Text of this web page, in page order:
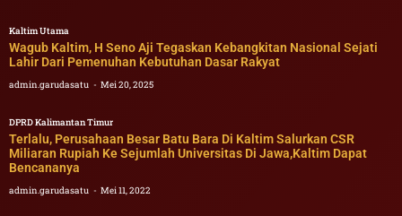
Kaltim Utama
Wagub Kaltim, H Seno Aji Tegaskan Kebangkitan Nasional Sejati
Lahir Dari Pemenuhan Kebutuhan Dasar Rakyat
admin.garudasatu Mei 20, 2025
DPRD Kalimantan Timur
Terlalu, Perusahaan Besar Batu Bara Di Kaltim Salurkan CSR
Miliaran Rupiah Ke Sejumlah Universitas Di Jawa,Kaltim Dapat
Bencananya
admin.garudasatu Mei 11, 2022